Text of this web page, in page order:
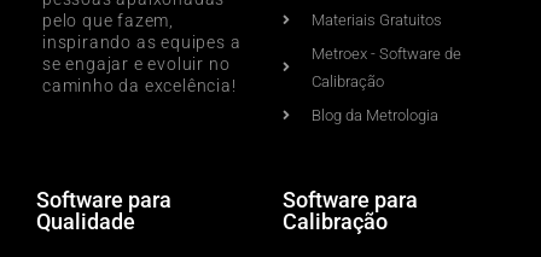
pelo que fazem,
inspirando as equipes a
se engajar e evoluir no
caminho da excelência!
Materiais Gratuitos
Metroex - Software de
Calibração
Blog da Metrologia
Software para
Qualidade
Software para
Calibração